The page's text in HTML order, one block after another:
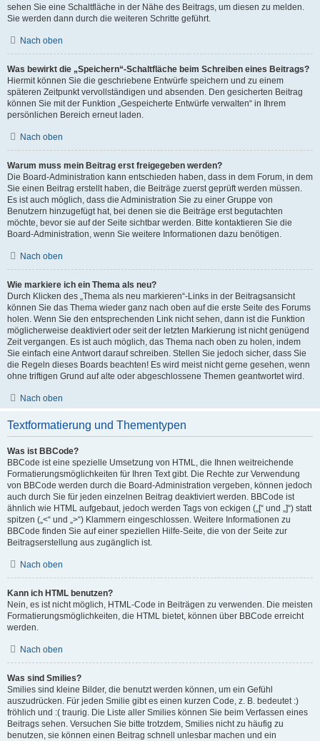
sehen Sie eine Schaltfläche in der Nähe des Beitrags, um diesen zu melden.
Sie werden dann durch die weiteren Schritte geführt.
Nach oben
Was bewirkt die „Speichern“-Schaltfläche beim Schreiben eines Beitrags?
Hiermit können Sie die geschriebene Entwürfe speichern und zu einem
späteren Zeitpunkt vervollständigen und absenden. Den gesicherten Beitrag
können Sie mit der Funktion „Gespeicherte Entwürfe verwalten“ in Ihrem
persönlichen Bereich erneut laden.
Nach oben
Warum muss mein Beitrag erst freigegeben werden?
Die Board-Administration kann entschieden haben, dass in dem Forum, in dem
Sie einen Beitrag erstellt haben, die Beiträge zuerst geprüft werden müssen.
Es ist auch möglich, dass die Administration Sie zu einer Gruppe von
Benutzern hinzugefügt hat, bei denen sie die Beiträge erst begutachten
möchte, bevor sie auf der Seite sichtbar werden. Bitte kontaktieren Sie die
Board-Administration, wenn Sie weitere Informationen dazu benötigen.
Nach oben
Wie markiere ich ein Thema als neu?
Durch Klicken des „Thema als neu markieren“-Links in der Beitragsansicht
können Sie das Thema wieder ganz nach oben auf die erste Seite des Forums
holen. Wenn Sie den entsprechenden Link nicht sehen, dann ist die Funktion
möglicherweise deaktiviert oder seit der letzten Markierung ist nicht genügend
Zeit vergangen. Es ist auch möglich, das Thema nach oben zu holen, indem
Sie einfach eine Antwort darauf schreiben. Stellen Sie jedoch sicher, dass Sie
die Regeln dieses Boards beachten! Es wird meist nicht gerne gesehen, wenn
ohne triftigen Grund auf alte oder abgeschlossene Themen geantwortet wird.
Nach oben
Textformatierung und Thementypen
Was ist BBCode?
BBCode ist eine spezielle Umsetzung von HTML, die Ihnen weitreichende
Formatierungsmöglichkeiten für Ihren Text gibt. Die Rechte zur Verwendung
von BBCode werden durch die Board-Administration vergeben, können jedoch
auch durch Sie für jeden einzelnen Beitrag deaktiviert werden. BBCode ist
ähnlich wie HTML aufgebaut, jedoch werden Tags von eckigen („[“ und „]“) statt
spitzen („<“ und „>“) Klammern eingeschlossen. Weitere Informationen zu
BBCode finden Sie auf einer speziellen Hilfe-Seite, die von der Seite zur
Beitragserstellung aus zugänglich ist.
Nach oben
Kann ich HTML benutzen?
Nein, es ist nicht möglich, HTML-Code in Beiträgen zu verwenden. Die meisten
Formatierungsmöglichkeiten, die HTML bietet, können über BBCode erreicht
werden.
Nach oben
Was sind Smilies?
Smilies sind kleine Bilder, die benutzt werden können, um ein Gefühl
auszudrücken. Für jeden Smilie gibt es einen kurzen Code, z. B. bedeutet :)
fröhlich und :( traurig. Die Liste aller Smilies können Sie beim Verfassen eines
Beitrags sehen. Versuchen Sie bitte trotzdem, Smilies nicht zu häufig zu
benutzen, sie können einen Beitrag schnell unlesbar machen und ein